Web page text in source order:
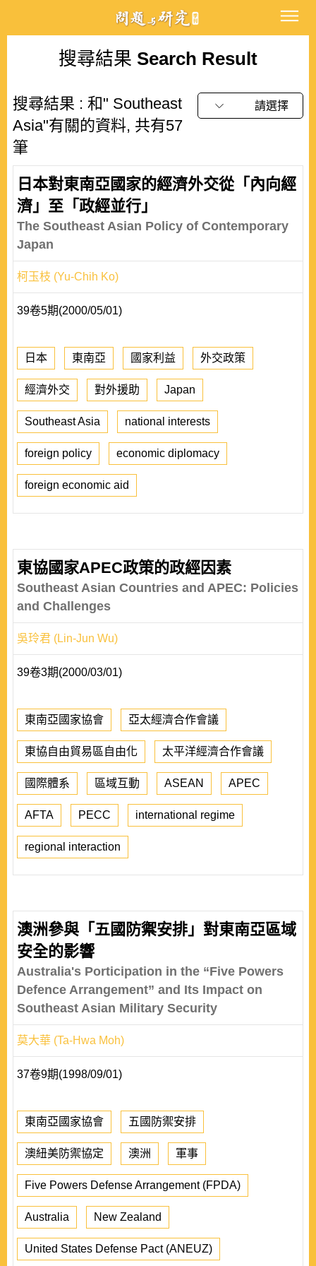
搜尋結果 Search Result
搜尋結果 : 和" Southeast
Asia"有關的資料, 共有57
筆
請選擇
日本對東南亞國家的經濟外交從「內向經
濟」至「政經並行」
The Southeast Asian Policy of Contemporary
Japan
柯玉枝 (Yu-Chih Ko)
39卷5期(2000/05/01)
日本 東南亞 國家利益 外交政策
經濟外交 對外援助 Japan
Southeast Asia national interests
foreign policy economic diplomacy
foreign economic aid
東協國家APEC政策的政經因素
Southeast Asian Countries and APEC: Policies
and Challenges
吳玲君 (Lin-Jun Wu)
39卷3期(2000/03/01)
東南亞國家協會 亞太經濟合作會議
東協自由貿易區自由化 太平洋經濟合作會議
國際體系 區域互動 ASEAN APEC
AFTA PECC international regime
regional interaction
澳洲參與「五國防禦安排」對東南亞區域
安全的影響
Australia's Porticipation in the “Five Powers
Defence Arrangement” and Its Impact on
Southeast Asian Military Security
莫大華 (Ta-Hwa Moh)
37卷9期(1998/09/01)
東南亞國家協會 五國防禦安排
澳紐美防禦協定 澳洲 軍事
Five Powers Defense Arrangement (FPDA)
Australia New Zealand
United States Defense Pact (ANEUZ)